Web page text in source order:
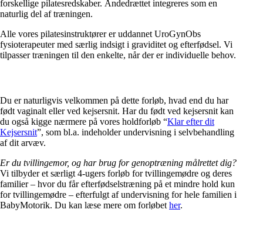
forskellige pilatesredskaber. Åndedrættet integreres som en
naturlig del af træningen.
Alle vores pilatesinstruktører er uddannet UroGynObs
fysioterapeuter med særlig indsigt i graviditet og efterfødsel. Vi
tilpasser træningen til den enkelte, når der er individuelle behov.
Du er naturligvis velkommen på dette forløb, hvad end du har
født vaginalt eller ved kejsersnit. Har du født ved kejsersnit kan
du også kigge nærmere på vores holdforløb “Klar efter dit
Kejsersnit”, som bl.a. indeholder undervisning i selvbehandling
af dit arvæv.
Er du tvillingemor, og har brug for genoptræning målrettet dig?
Vi tilbyder et særligt 4-ugers forløb for tvillingemødre og deres
familier – hvor du får efterfødselstræning på et mindre hold kun
for tvillingemødre – efterfulgt af undervisning for hele familien i
BabyMotorik. Du kan læse mere om forløbet her.